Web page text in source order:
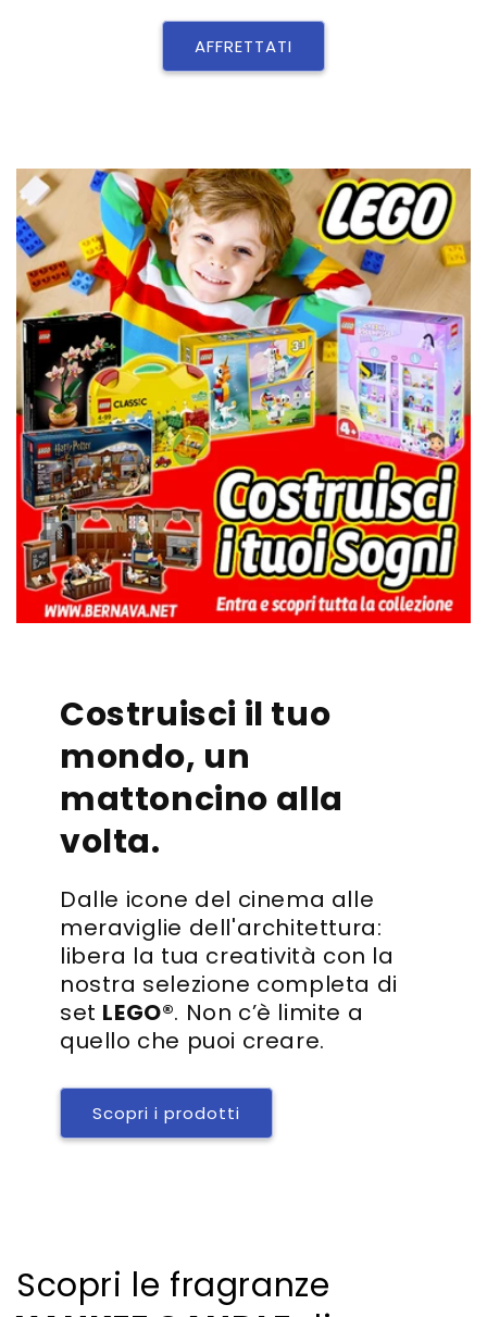
AFFRETTATI
Costruisci il tuo
mondo, un
mattoncino alla
volta.
Dalle icone del cinema alle
meraviglie dell'architettura:
libera la tua creatività con la
nostra selezione completa di
set LEGO®. Non c’è limite a
quello che puoi creare.
Scopri i prodotti
Scopri le fragranze